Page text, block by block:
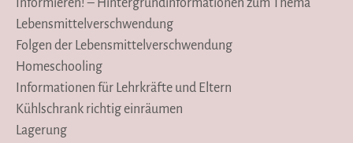
Informieren! – Hintergrundinformationen zum Thema
Lebensmittelverschwendung
Folgen der Lebensmittelverschwendung
Homeschooling
Informationen für Lehrkräfte und Eltern
Kühlschrank richtig einräumen
Lagerung